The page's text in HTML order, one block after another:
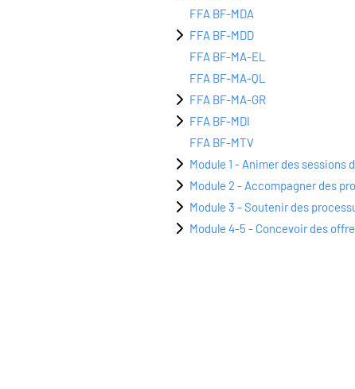
FFA BF-MDA
FFA BF-MDD
FFA BF-MA-EL
FFA BF-MA-QL
FFA BF-MA-GR
FFA BF-MDI
FFA BF-MTV
Module 1 - Animer des sessions
Module 2 - Accompagner des
Module 3 - Soutenir des
Module 4-5 - Concevoir des